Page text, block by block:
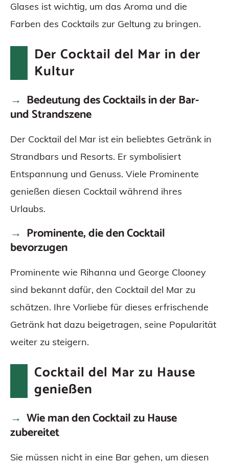
Glases ist wichtig, um das Aroma und die
Farben des Cocktails zur Geltung zu bringen.
Der Cocktail del Mar in der
Kultur
Bedeutung des Cocktails in der Bar-
und Strandszene
Der Cocktail del Mar ist ein beliebtes Getränk in
Strandbars und Resorts. Er symbolisiert
Entspannung und Genuss. Viele Prominente
genießen diesen Cocktail während ihres
Urlaubs.
Prominente, die den Cocktail
bevorzugen
Prominente wie Rihanna und George Clooney
sind bekannt dafür, den Cocktail del Mar zu
schätzen. Ihre Vorliebe für dieses erfrischende
Getränk hat dazu beigetragen, seine Popularität
weiter zu steigern.
Cocktail del Mar zu Hause
genießen
Wie man den Cocktail zu Hause
zubereitet
Sie müssen nicht in eine Bar gehen, um diesen